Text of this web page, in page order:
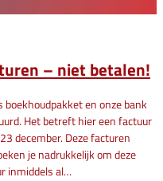
– niet betalen!
en onze bank
Het betreft hier een factuur
december. Deze facturen
je nadrukkelijk om deze
inmiddels al…